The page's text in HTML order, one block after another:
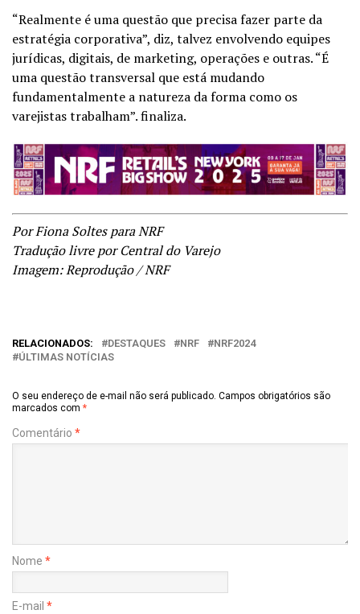
“Realmente é uma questão que precisa fazer parte da
estratégia corporativa”, diz, talvez envolvendo equipes
jurídicas, digitais, de marketing, operações e outras. “É
uma questão transversal que está mudando
fundamentalmente a natureza da forma como os
varejistas trabalham”. finaliza.
Por Fiona Soltes para NRF
Tradução livre por Central do Varejo
Imagem: Reprodução / NRF
RELACIONADOS: DESTAQUES NRF
NRF2024
ÚLTIMAS NOTÍCIAS
O seu endereço de e-mail não será publicado. Campos obrigatórios são
marcados com *
Comentário *
Nome *
E-mail *